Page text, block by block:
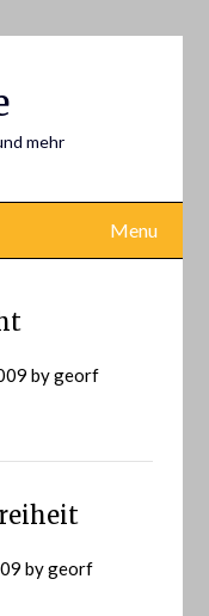
mehr
Menu
bygeorf
bygeorf